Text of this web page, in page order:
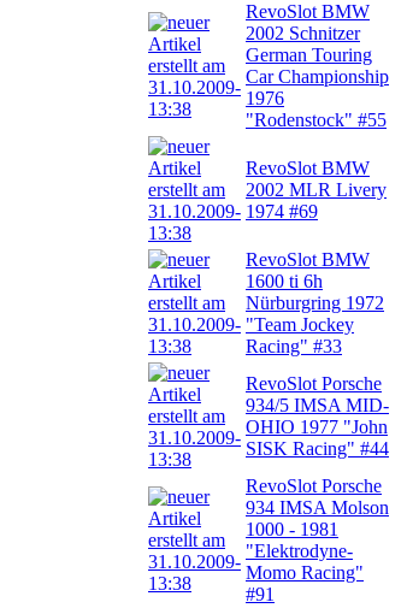
RevoSlot BMW
2002 Schnitzer
German Touring
Car Championship
1976
"Rodenstock" #55
RevoSlot BMW
2002 MLR Livery
1974 #69
RevoSlot BMW
1600 ti 6h
Nürburgring 1972
"Team Jockey
Racing" #33
RevoSlot Porsche
934/5 IMSA MID-
OHIO 1977 "John
SISK Racing" #44
RevoSlot Porsche
934 IMSA Molson
1000 - 1981
"Elektrodyne-
Momo Racing"
#91